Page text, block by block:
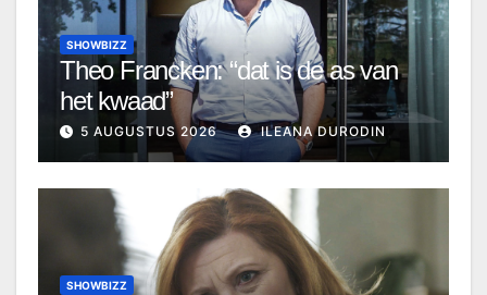
SHOWBIZZ
Theo Francken: “dat is de as van
het kwaad”
5 AUGUSTUS 2026 ILEANA DURODIN
SHOWBIZZ